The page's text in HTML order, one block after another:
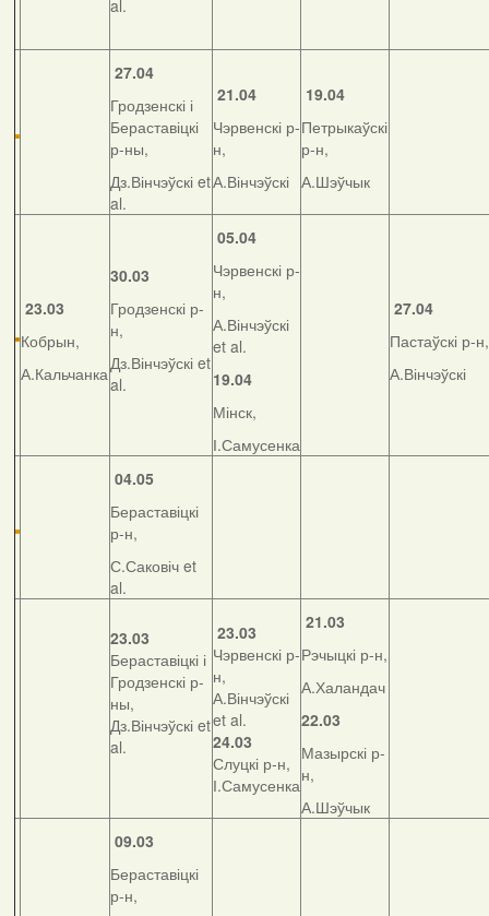
al.
27.04
Гродзенскі і
Бераставіцкі
р-ны,
Дз.Вінчэўскі et
al.
21.04
Чэрвенскі р-
н,
А.Вінчэўскі
19.04
Петрыкаўскі
р-н,
А.Шэўчык
23.03
Кобрын,
А.Кальчанка
30.03
Гродзенскі р-
н,
Дз.Вінчэўскі et
al.
05.04
Чэрвенскі р-
н,
А.Вінчэўскі
et al.
19.04
Мінск,
І.Самусенка
27.04
Пастаўскі р-н,
А.Вінчэўскі
04.05
Бераставіцкі
р-н,
С.Саковіч et
al.
23.03
Бераставіцкі і
Гродзенскі р-
ны,
Дз.Вінчэўскі et
al.
23.03
Чэрвенскі р-
н,
А.Вінчэўскі
et al.
24.03
Слуцкі р-н,
І.Самусенка
21.03
Рэчыцкі р-н,
А.Халандач
22.03
Мазырскі р-
н,
А.Шэўчык
09.03
Бераставіцкі
р-н,